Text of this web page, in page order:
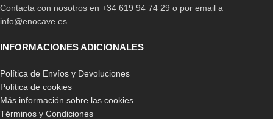
Contacta con nosotros en +34 619 94 74 29 o por email a
info@enocave.es
INFORMACIONES ADICIONALES
Política de Envíos y Devoluciones
Política de cookies
Más información sobre las cookies
Términos y Condiciones